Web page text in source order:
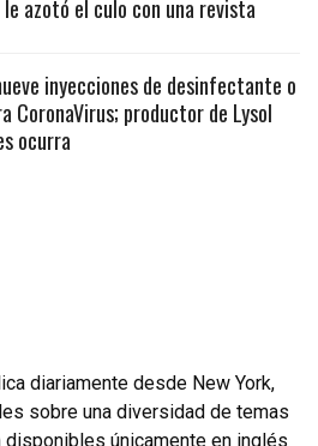
le azotó el culo con una revista
inyecciones de desinfectante o
CoronaVirus; productor de Lysol
ocurra
diariamente desde New York,
sobre una diversidad de temas
únicamente en inglés